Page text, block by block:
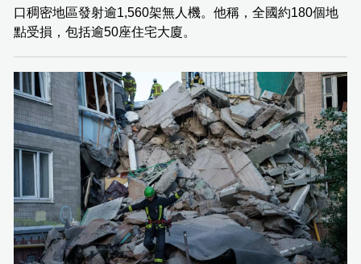
口稠密地區發射逾1,560架無人機。他稱，全國約180個地
點受損，包括逾50座住宅大廈。